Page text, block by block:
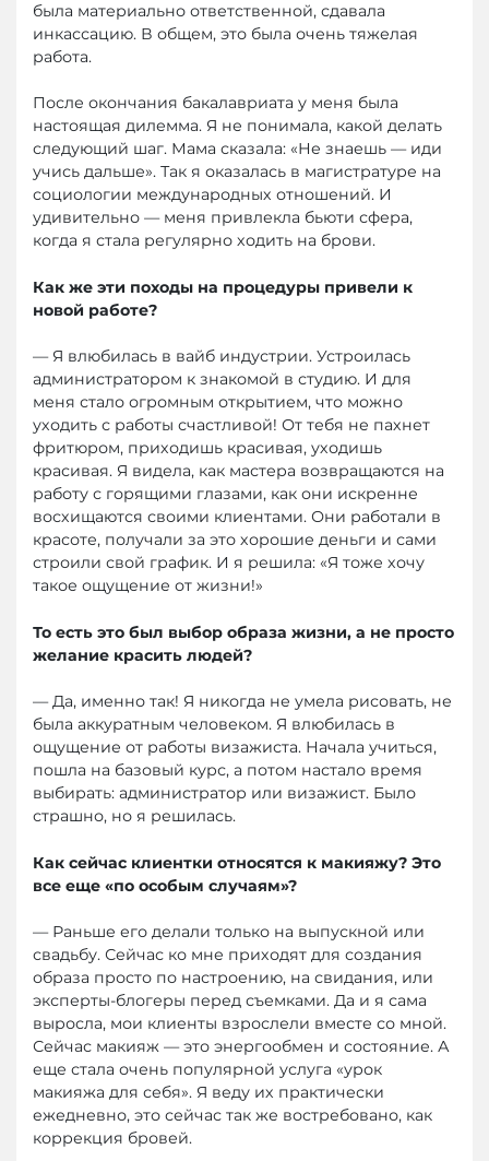
была материально ответственной, сдавала
инкассацию. В общем, это была очень тяжелая
работа.
После окончания бакалавриата у меня была
настоящая дилемма. Я не понимала, какой делать
следующий шаг. Мама сказала: «Не знаешь — иди
учись дальше». Так я оказалась в магистратуре на
социологии международных отношений. И
удивительно — меня привлекла бьюти сфера,
когда я стала регулярно ходить на брови.
Как же эти походы на процедуры привели к
новой работе?
— Я влюбилась в вайб индустрии. Устроилась
администратором к знакомой в студию. И для
меня стало огромным открытием, что можно
уходить с работы счастливой! От тебя не пахнет
фритюром, приходишь красивая, уходишь
красивая. Я видела, как мастера возвращаются на
работу с горящими глазами, как они искренне
восхищаются своими клиентами. Они работали в
красоте, получали за это хорошие деньги и сами
строили свой график. И я решила: «Я тоже хочу
такое ощущение от жизни!»
То есть это был выбор образа жизни, а не просто
желание красить людей?
— Да, именно так! Я никогда не умела рисовать, не
была аккуратным человеком. Я влюбилась в
ощущение от работы визажиста. Начала учиться,
пошла на базовый курс, а потом настало время
выбирать: администратор или визажист. Было
страшно, но я решилась.
Как сейчас клиентки относятся к макияжу? Это
все еще «по особым случаям»?
— Раньше его делали только на выпускной или
свадьбу. Сейчас ко мне приходят для создания
образа просто по настроению, на свидания, или
эксперты-блогеры перед съемками. Да и я сама
выросла, мои клиенты взрослели вместе со мной.
Сейчас макияж — это энергообмен и состояние. А
еще стала очень популярной услуга «урок
макияжа для себя». Я веду их практически
ежедневно, это сейчас так же востребовано, как
коррекция бровей.